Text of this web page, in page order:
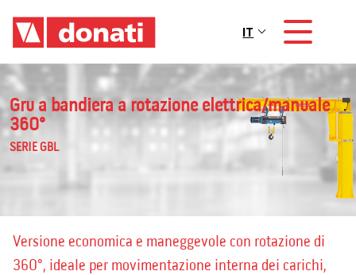
IT
Main navigation
Gru a bandiera a rotazione elettrica/manuale
360°
SERIE GBL
Versione economica e maneggevole con rotazione di
360°, ideale per movimentazione interna dei carichi,